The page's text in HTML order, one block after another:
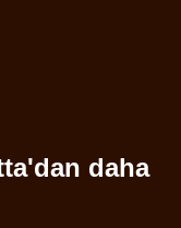
daha